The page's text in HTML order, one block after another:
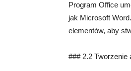
Program Office
jak Microsoft
elementów, aby
### 2.2